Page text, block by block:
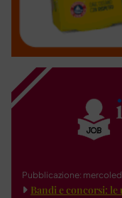
Pubblicazione:
Bandi e concorsi: